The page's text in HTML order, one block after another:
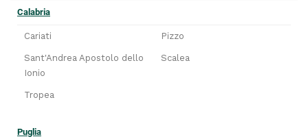
Calabria
Cariati Pizzo
Sant'Andrea Apostolo dello
Ionio
Scalea
Tropea
Puglia